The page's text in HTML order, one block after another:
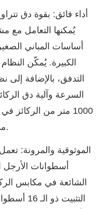
يُمكنها التعامل مع
أساسات المباني
الكبيرة. يُمكّن
التدفق، بالإضافة
السرعة وآلية دق
مما يُحسّن كفاءة البناء بشكل كبير.
أسطوانات
الشائعة في مكابس
التثبيت